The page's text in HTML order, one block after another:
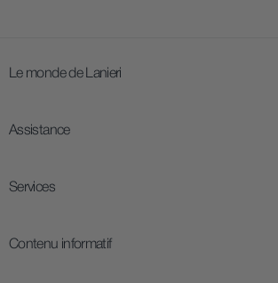
Le monde de Lanieri
Assistance
Services
Contenu informatif